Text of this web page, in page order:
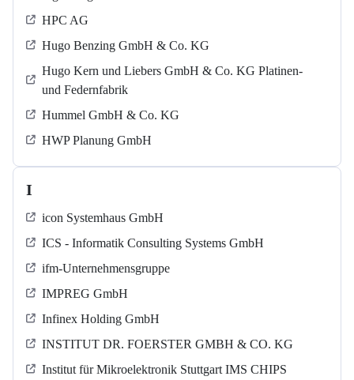
HPC AG
Hugo Benzing GmbH & Co. KG
Hugo Kern und Liebers GmbH & Co. KG Platinen-
und Federnfabrik
Hummel GmbH & Co. KG
HWP Planung GmbH
I
icon Systemhaus GmbH
ICS - Informatik Consulting Systems GmbH
ifm-Unternehmensgruppe
IMPREG GmbH
Infinex Holding GmbH
INSTITUT DR. FOERSTER GMBH & CO. KG
Institut für Mikroelektronik Stuttgart IMS CHIPS